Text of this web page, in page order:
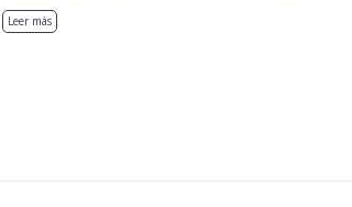
Leer más